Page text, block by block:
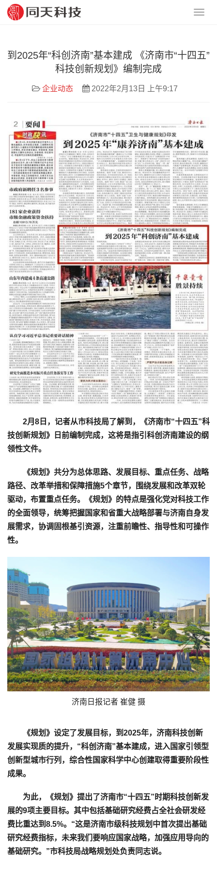
到2025年“科创济南”基本建成 《济南市“十四五”
科技创新规划》编制完成
企业动态 2022年2月13日 上午9:17
2月8日，记者从市科技局了解到，《济南市“十四五”科
技创新规划》日前编制完成，这将是指引科创济南建设的纲
领性文件。
《规划》共分为总体思路、发展目标、重点任务、战略
路径、改革举措和保障措施5个章节，围绕发展和改革双轮
驱动，布置重点任务。《规划》的特点是强化党对科技工作
的全面领导，统筹把握国家和省重大战略部署与济南自身发
展需求，协调固根基引资源，注重前瞻性、指导性和可操作
性。
济南日报记者 崔健 摄
《规划》设定了发展目标，到2025年，济南科技创新
发展实现质的提升，“科创济南”基本建成，进入国家引领型
创新型城市行列，综合性国家科学中心创建取得重要阶段性
成果。
为此，《规划》提出了济南市“十四五”时期科技创新发
展的9项主要目标。其中包括基础研究经费占全社会研发经
费比重达到8.5%。“这是济南市级科技规划中首次提出基础
研究经费指标，未来我们要响应国家战略，加强应用导向的
基础研究。”市科技局战略规划处负责同志说。